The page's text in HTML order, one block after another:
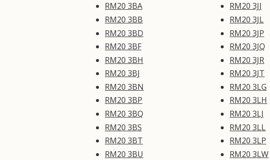
RM20 3BA
RM20 3BB
RM20 3BD
RM20 3BF
RM20 3BH
RM20 3BJ
RM20 3BN
RM20 3BP
RM20 3BQ
RM20 3BS
RM20 3BT
RM20 3BU
RM20 3JJ
RM20 3JL
RM20 3JP
RM20 3JQ
RM20 3JR
RM20 3JT
RM20 3LG
RM20 3LH
RM20 3LJ
RM20 3LL
RM20 3LP
RM20 3LW